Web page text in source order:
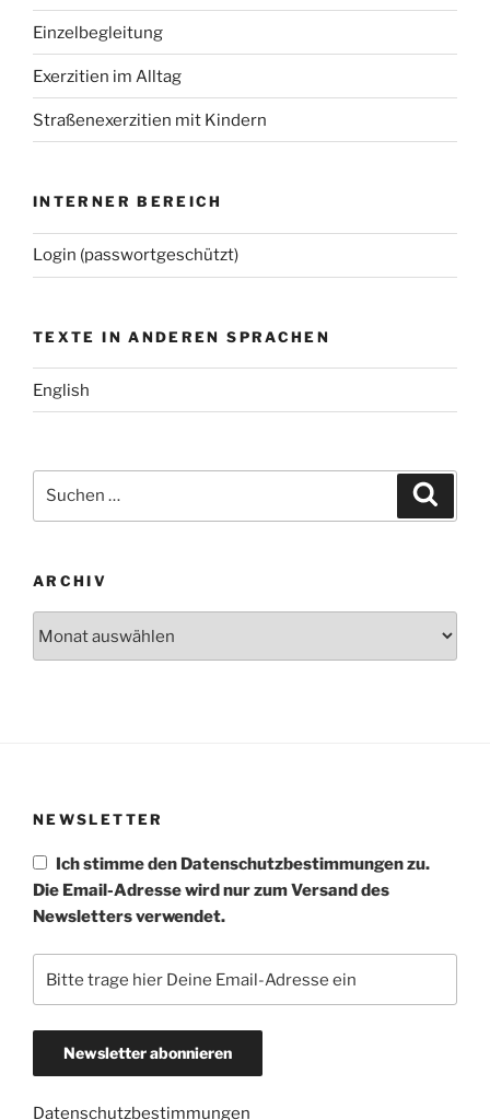
Einzelbegleitung
Exerzitien im Alltag
Straßenexerzitien mit Kindern
INTERNER BEREICH
Login (passwortgeschützt)
TEXTE IN ANDEREN SPRACHEN
English
nach:
ARCHIV
NEWSLETTER
Ich stimme den Datenschutzbestimmungen zu.
Die Email-Adresse wird nur zum Versand des
Newsletters verwendet.
Datenschutzbestimmungen